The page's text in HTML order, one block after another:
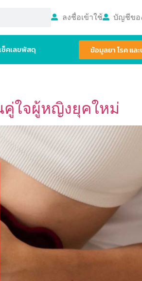
ลงชื่อเข้าใช้ บัญชีขอ
ช็คเลขพัสดุ ข้อมูลยา โรค แล
คู่ใจผู้หญิงยุคใหม่